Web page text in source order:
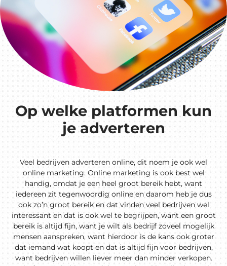
Op welke platformen kun
je adverteren
Veel bedrijven adverteren online, dit noem je ook wel
online marketing. Online marketing is ook best wel
handig, omdat je een heel groot bereik hebt, want
iedereen zit tegenwoordig online en daarom heb je dus
ook zo’n groot bereik en dat vinden veel bedrijven wel
interessant en dat is ook wel te begrijpen, want een groot
bereik is altijd fijn, want je wilt als bedrijf zoveel mogelijk
mensen aanspreken, want hierdoor is de kans ook groter
dat iemand wat koopt en dat is altijd fijn voor bedrijven,
want bedrijven willen liever meer dan minder verkopen.